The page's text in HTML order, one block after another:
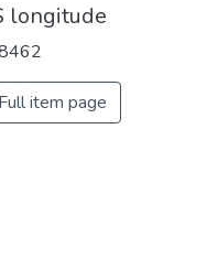
longitude
Full item page